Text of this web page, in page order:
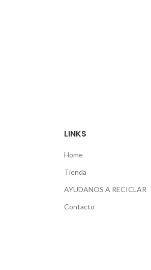
LINKS
Home
Tienda
AYUDANOS A RECICLAR
Contacto